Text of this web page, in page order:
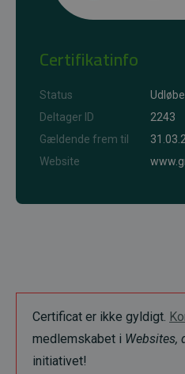
Certifikatinfo
Status
Deltager ID
2243
Gældende frem til
Website
Certificat er ikke gyldigt.
medlemskabet i Websites,
initiativet!